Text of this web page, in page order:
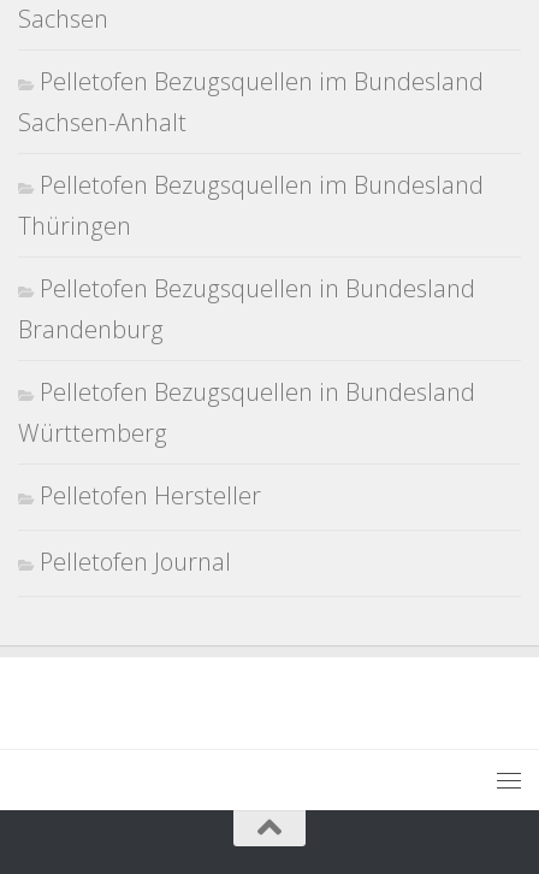
Sachsen
Pelletofen Bezugsquellen im Bundesland
Sachsen-Anhalt
Pelletofen Bezugsquellen im Bundesland
Thüringen
Pelletofen Bezugsquellen in Bundesland
Brandenburg
Pelletofen Bezugsquellen in Bundesland
Württemberg
Pelletofen Hersteller
Pelletofen Journal